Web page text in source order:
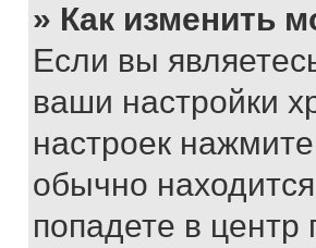
» Как изменить
Если вы
ваши настройки
настроек
обычно
попадете в центр